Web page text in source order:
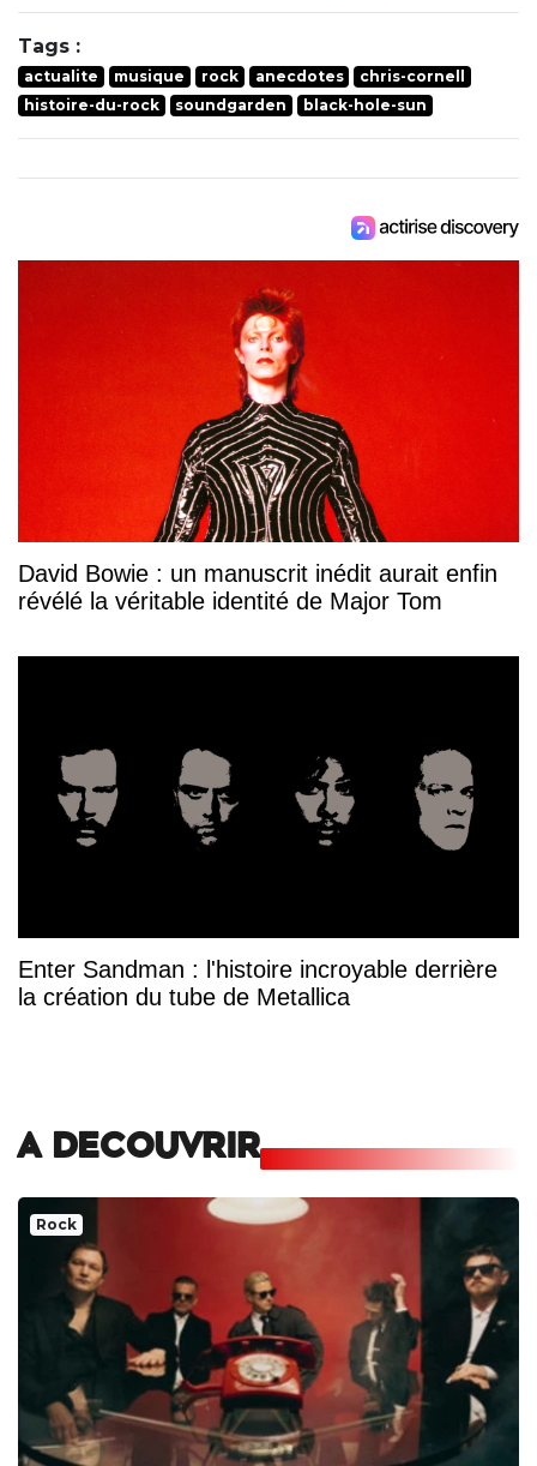
Tags :
actualite musique rock anecdotes
chris-cornell
histoire-du-rock
soundgarden black-hole-sun
David Bowie : un manuscrit inédit aurait enfin
révélé la véritable identité de Major Tom
Enter Sandman : l'histoire incroyable derrière
la création du tube de Metallica
A DECOUVRIR
Rock